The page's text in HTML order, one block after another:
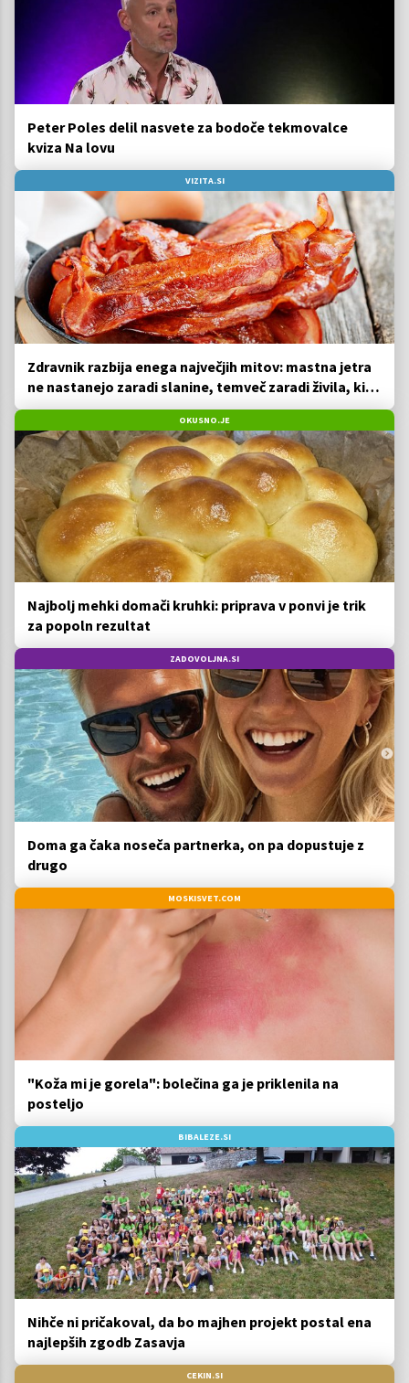
Peter Poles delil nasvete za bodoče tekmovalce
kviza Na lovu
VIZITA.SI
Zdravnik razbija enega največjih mitov: mastna jetra
ne nastanejo zaradi slanine, temveč zaradi živila, ki
ga imamo vsi radi
OKUSNO.JE
Najbolj mehki domači kruhki: priprava v ponvi je trik
za popoln rezultat
ZADOVOLJNA.SI
Doma ga čaka noseča partnerka, on pa dopustuje z
drugo
MOSKISVET.COM
"Koža mi je gorela": bolečina ga je priklenila na
posteljo
BIBALEZE.SI
Nihče ni pričakoval, da bo majhen projekt postal ena
najlepših zgodb Zasavja
CEKIN.SI